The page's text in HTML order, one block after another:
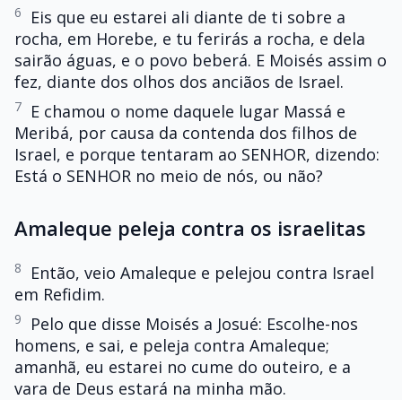
6
Eis que eu estarei ali diante de ti sobre a
rocha, em Horebe, e tu ferirás a rocha, e dela
sairão águas, e o povo beberá. E Moisés assim o
fez, diante dos olhos dos anciãos de Israel.
7
E chamou o nome daquele lugar Massá e
Meribá, por causa da contenda dos filhos de
Israel, e porque tentaram ao SENHOR, dizendo:
Está o SENHOR no meio de nós, ou não?
Amaleque peleja contra os israelitas
8
Então, veio Amaleque e pelejou contra Israel
em Refidim.
9
Pelo que disse Moisés a Josué: Escolhe-nos
homens, e sai, e peleja contra Amaleque;
amanhã, eu estarei no cume do outeiro, e a
vara de Deus estará na minha mão.